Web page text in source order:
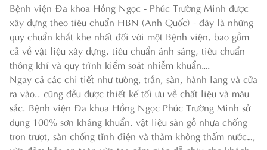
Bệnh viện Đa khoa Hồng Ngọc - Phúc Trường Minh được
xây dựng theo tiêu chuẩn HBN (Anh Quốc) - đây là những
quy chuẩn khắt khe nhất đối với một Bệnh viện, bao gồm
cả về vật liệu xây dựng, tiêu chuẩn ánh sáng, tiêu chuẩn
thông khí và quy trình kiểm soát nhiễm khuẩn….
Ngay cả các chi tiết như tường, trần, sàn, hành lang và cửa
ra vào.. cũng đều được thiết kế tối ưu về chất liệu và màu
sắc. Bệnh viện Đa khoa Hồng Ngọc Phúc Trường Minh sử
dụng 100% sơn kháng khuẩn, vật liệu sàn gỗ nhựa chống
trơn trượt, sàn chống tĩnh điện và thảm không thấm nước…,